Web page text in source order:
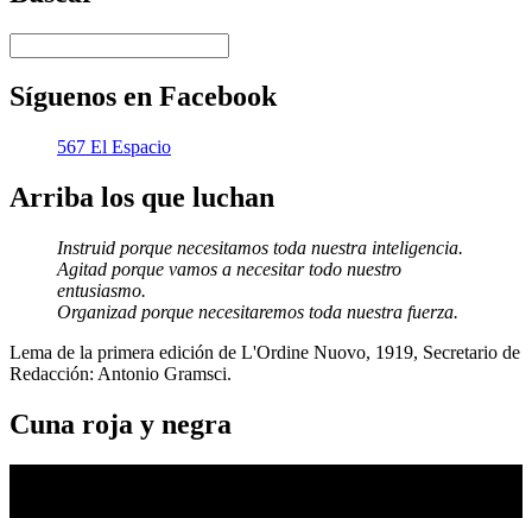
Síguenos en Facebook
567 El Espacio
Arriba los que luchan
Instruid porque necesitamos toda nuestra inteligencia.
Agitad porque vamos a necesitar todo nuestro
entusiasmo.
Organizad porque necesitaremos toda nuestra fuerza.
Lema de la primera edición de L'Ordine Nuovo, 1919, Secretario de
Redacción: Antonio Gramsci.
Cuna roja y negra